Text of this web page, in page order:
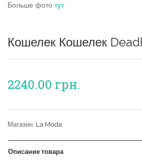
Больше фото тут
Кошелек Кошелек
2240.00 грн.
Магазин: La Moda
Описание товара